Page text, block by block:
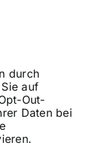
durch
auf
Out-
Daten bei
.